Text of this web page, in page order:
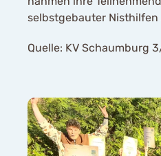
selbstgebauter Nisthilfen
Quelle: KV Schaumburg